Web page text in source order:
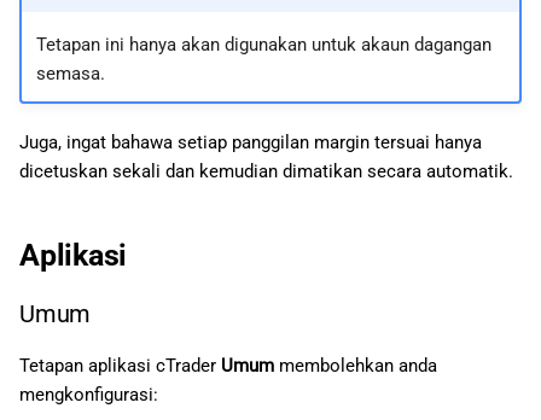
Tetapan ini hanya akan digunakan untuk akaun dagangan
semasa.
Juga, ingat bahawa setiap panggilan margin tersuai hanya
dicetuskan sekali dan kemudian dimatikan secara automatik.
Aplikasi
Umum
Tetapan aplikasi cTrader Umum membolehkan anda
mengkonfigurasi: